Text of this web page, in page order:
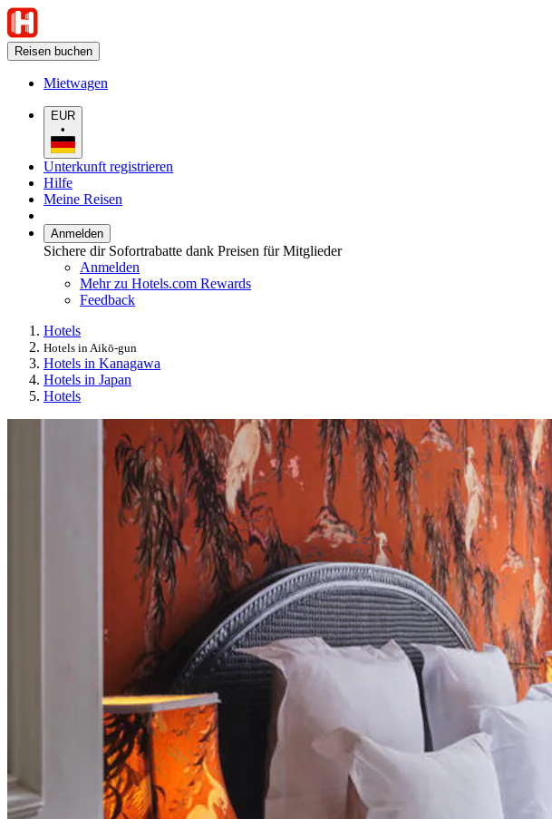
Reisen buchen
Mietwagen
EUR
•
Unterkunft registrieren
Hilfe
Meine Reisen
Anmelden
Sichere dir Sofortrabatte dank Preisen für Mitglieder
Anmelden
Mehr zu Hotels.com Rewards
Feedback
Hotels
Hotels in Aikō-gun
Hotels in Kanagawa
Hotels in Japan
Hotels